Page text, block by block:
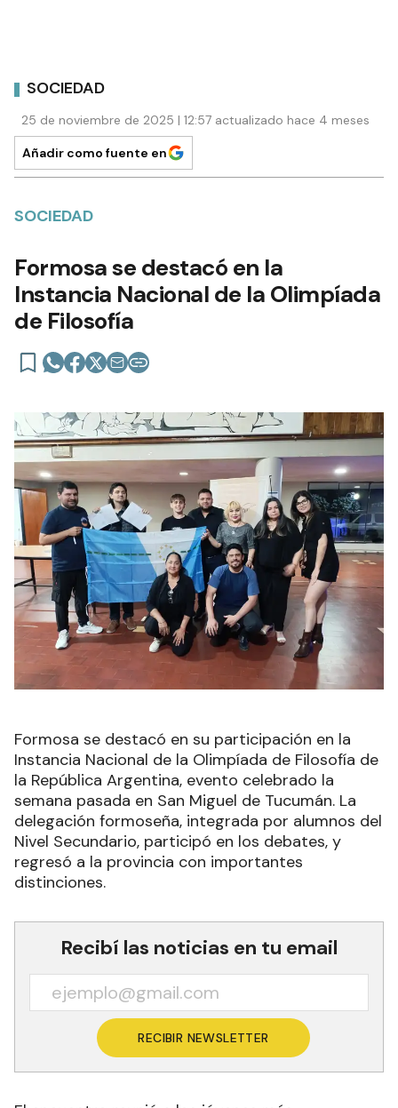
SOCIEDAD
25 de noviembre de 2025 | 12:57 actualizado hace 4 meses
Añadir como fuente en
SOCIEDAD
Formosa se destacó en la
Instancia Nacional de la Olimpíada
de Filosofía
Formosa se destacó en su participación en la
Instancia Nacional de la Olimpíada de Filosofía de
la República Argentina, evento celebrado la
semana pasada en San Miguel de Tucumán. La
delegación formoseña, integrada por alumnos del
Nivel Secundario, participó en los debates, y
regresó a la provincia con importantes
distinciones.
Recibí las noticias en tu email
RECIBIR NEWSLETTER